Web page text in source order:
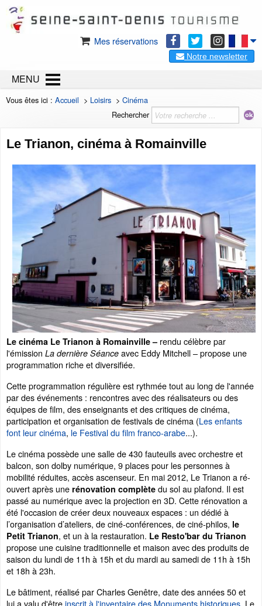
Mes réservations
Notre newsletter
MENU
Vous êtes ici : Accueil > Loisirs > Cinéma
Rechercher
Le Trianon, cinéma à Romainville
Le cinéma Le Trianon à Romainville – rendu célèbre par
l'émission La dernière Séance avec Eddy Mitchell – propose une
programmation riche et diversifiée.
Cette programmation régulière est rythmée tout au long de l'année
par des événements : rencontres avec des réalisateurs ou des
équipes de film, des enseignants et des critiques de cinéma,
participation et organisation de festivals de cinéma (Les enfants
font leur cinéma, le Festival du film franco-arabe...).
Le cinéma possède une salle de 430 fauteuils avec orchestre et
balcon, son dolby numérique, 9 places pour les personnes à
mobilité réduites, accès ascenseur. En mai 2012, Le Trianon a ré-
ouvert après une rénovation complète du sol au plafond. Il est
passé au numérique avec la projection en 3D. Cette rénovation a
été l'occasion de créer deux nouveaux espaces : un dédié à
l’organisation d’ateliers, de ciné-conférences, de ciné-philos, le
Petit Trianon, et un à la restauration. Le Resto'bar du Trianon
propose une cuisine traditionnelle et maison avec des produits de
saison du lundi de 11h à 15h et du mardi au samedi de 11h à 15h
et 18h à 23h.
Le bâtiment, réalisé par Charles Genêtre, date des années 50 et
lui a valu d'êtreinscrit à l'inventaire des Monuments historiques. Le